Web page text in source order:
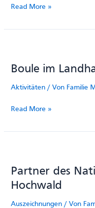
Qualitätsgastgeber
Deutschland
Read More »
Boule im
Aktivitäten / Von Familie
Boule
Landhaus
Read More »
Partner des
Hochwald
Auszeichnungen / Von